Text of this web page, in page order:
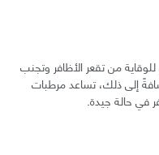
من تقعر الأظافر وتجنب
إلى ذلك، تساعد مرطبات
في حالة جيدة.